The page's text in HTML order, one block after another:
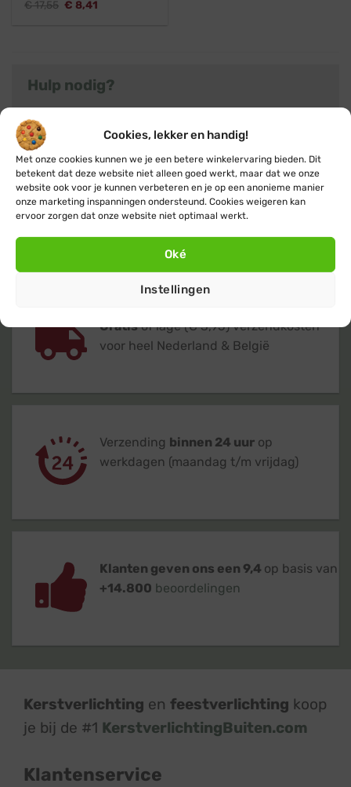
Cookies, lekker en handig!
Met onze cookies kunnen we je een betere winkelervaring bieden. Dit
betekent dat deze website niet alleen goed werkt, maar dat we onze
website ook voor je kunnen verbeteren en je op een anonieme manier
onze marketing inspanningen ondersteund. Cookies weigeren kan
ervoor zorgen dat onze website niet optimaal werkt.
Oké
Instellingen
€17,55 Oorspronkelijke
€ 8,41
Hulp nodig?
Heb je nog vragen over kerstverlichting met timer
of kom je er niet helemaal uit? Neem dan gerust
contact
met ons op, we helpen je graag met
advies. Of klik verder naar het overzicht met alle
kerstboomverlichtingproducten.
Gratisof lage (€ 3,95) verzendkosten
voor heel Nederland & België
Verzending binnen 24 uur op
werkdagen (maandag t/m vrijdag)
Klanten geven ons een 9,4 op basis van
+14.800 beoordelingen
Kerstverlichting en feestverlichting koop
je bij de #1 KerstverlichtingBuiten.com
Klantenservice